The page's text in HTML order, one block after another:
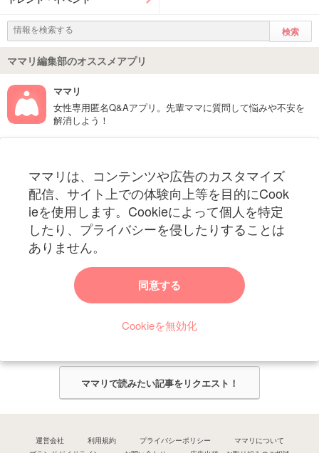
ママリ編集部のオススメアプリ
ママリ
女性専用匿名Q&Aアプリ。先輩ママに質問して悩みや不安を
解消しよう！
ママリは、コンテンツや広告のカスタマイズ
配信、サイト上での体験向上等を目的にCook
ieを使用します。Cookieによって個人を特定
したり、プライバシーを侵したりすることは
ありません。
同意する
Cookieを無効化
妊娠〜子育て中のお役立ち情報を配信中
ママリからのお知らせ
今ママリで読みたい記事は何ですか？
ママリ編集部がみなさんのご意見をもとに記事を作成させていただきま
ママリで読みたい記事をリクエスト！
運営会社 利用規約 プライバシーポリシー
ママリについて